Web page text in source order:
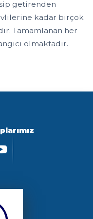
getirenden
kadar birçok
Tamamlanan her
olmaktadır.